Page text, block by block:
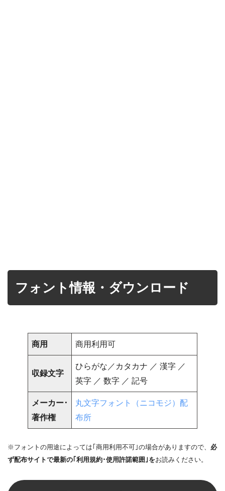
フォント情報・ダウンロード
商用 商用利用可
収録文字
ひらがな／カタカナ ／ 漢字 ／
英字 ／ 数字 ／ 記号
メーカー･
著作権
丸文字フォント（ニコモジ）配
布所
※フォントの用途によっては｢商用利用不可｣の場合がありますので、 必
ず配布サイトで最新の｢利用規約･使用許諾範囲｣をお読みください。